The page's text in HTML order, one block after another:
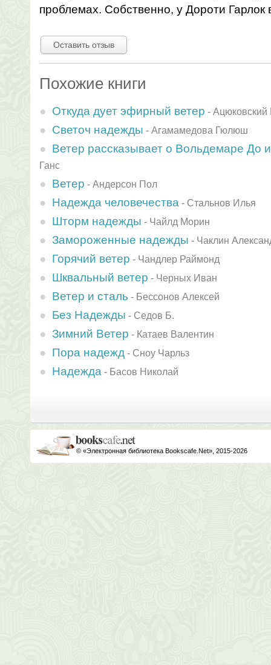
проблемах. Собственно, у Дороти Гарлок
Оставить отзыв
Похожие книги
Откуда дует эфирный ветер -
Светоч надежды - Агамамедова Гюлюш
Ветер рассказывает о Вольдемаре До
Ганс
Ветер - Андерсон Пол
Надежда человечества - Стальнов Илья
Шторм надежды - Чайлд Морин
Замороженные надежды - Чаклин
Горячий ветер - Чандлер Раймонд
Шквальный ветер - Черных Иван
Ветер и сталь - Бессонов Алексей
Без Надежды - Седов Б.
Зимний Ветер - Катаев Валентин
Пора надежд - Сноу Чарльз
Надежда - Басов Николай
© «Электронная библиотека Bookscafe.Net», 2015-2026